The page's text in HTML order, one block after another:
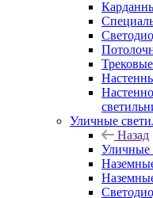
Уличные
Назад
Уличные